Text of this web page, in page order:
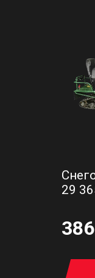
29